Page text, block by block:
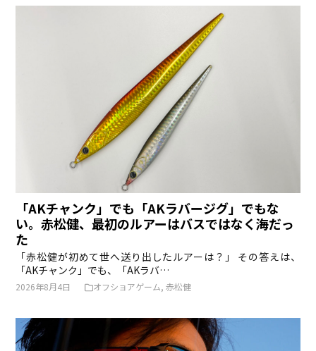
「AKチャンク」でも「AKラバージグ」でもな
い。赤松健、最初のルアーはバスではなく海だっ
た
「赤松健が初めて世へ送り出したルアーは？」 その答えは、
「AKチャンク」でも、「AKラバ…
2026年8月4日 オフショアゲーム,赤松健